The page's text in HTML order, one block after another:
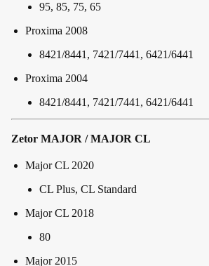
95, 85, 75, 65
Proxima 2008
8421/8441, 7421/7441, 6421/6441
Proxima 2004
8421/8441, 7421/7441, 6421/6441
Zetor MAJOR / MAJOR CL
Major CL 2020
CL Plus, CL Standard
Major CL 2018
80
Major 2015